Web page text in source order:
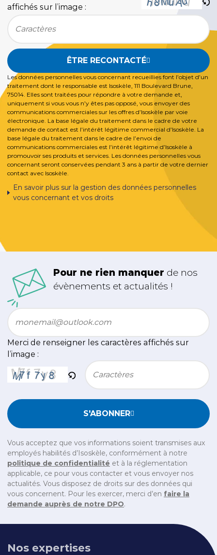
affichés sur l’image :
Bitte geben Sie die im CAPTCHA angezeigten
ÊTRE RECONTACTÉ
Les données personnelles vous concernant recueillies font l’objet d’un
traitement dont le responsable est Isoskèle, 111 Boulevard Brune,
75014. Elles sont traitées pour répondre à votre demande et,
uniquement si vous vous n’y êtes pas opposé, vous envoyer des
communications commerciales sur les offres d’Isoskèle par voie
électronique. La base légale du traitement dans le cadre de votre
demande de contact est l’intérêt légitime commercial d’Isoskèle. La
base légale du traitement dans le cadre de l’envoi de
communications commerciales est l’intérêt légitime d’Isoskèle à
promouvoir ses produits et services. Les données personnelles vous
concernant seront conservées pendant 3 ans à partir de votre dernier
contact avec Isoskèle.
En savoir plus sur la gestion des données personnelles
vous concernant et vos droits
Pour ne rien manquer de nos
évènements et actualités !
Email
Merci de renseigner les caractères affichés sur
l’image :
S'ABONNER
Vous acceptez que vos informations soient transmises aux
employés habilités d’Isoskèle, conformément à notre
politique de confidentialité et à la réglementation
applicable, ce pour vous contacter et vous envoyer nos
actualités. Vous disposez de droits sur des données qui
vous concernent. Pour les exercer, merci d’en faire la
demande auprès de notre DPO.
Nos expertises